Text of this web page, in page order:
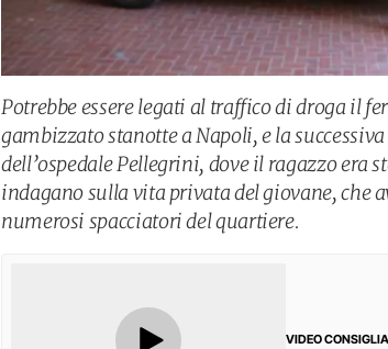
Potrebbe essere legati al traffico di droga il
gambizzato stanotte a Napoli, e la
dell’ospedale Pellegrini, dove il ragazzo era
indagano sulla vita privata del giovane, che
numerosi spacciatori del quartiere.
VIDEO